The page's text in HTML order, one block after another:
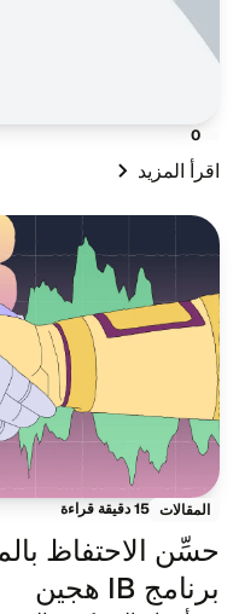
0
اقرأ المزيد
المقالات 15 دقيقة قراءة
حسِّن الاحتفاظ
برنامج IB هجين